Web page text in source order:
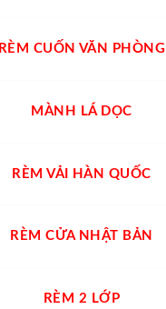
RÈM CUỐN VĂN PHÒNG
MÀNH LÁ DỌC
RÈM VẢI HÀN QUỐC
RÈM CỬA NHẬT BẢN
RÈM 2 LỚP